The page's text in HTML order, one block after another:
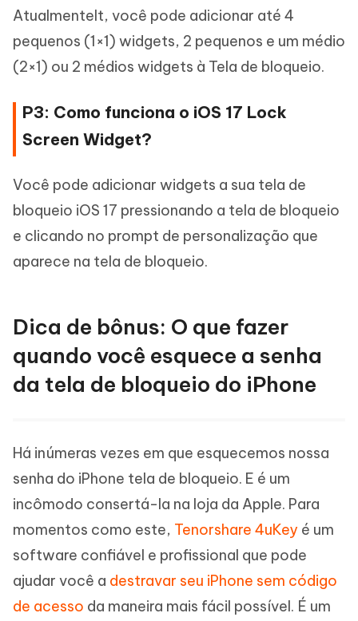
Atualmentelt, você pode adicionar até 4
pequenos (1×1) widgets, 2 pequenos e um médio
(2×1) ou 2 médios widgets à Tela de bloqueio.
P3: Como funciona o iOS 17 Lock
Screen Widget?
Você pode adicionar widgets a sua tela de
bloqueio iOS 17 pressionando a tela de bloqueio
e clicando no prompt de personalização que
aparece na tela de bloqueio.
Dica de bônus: O que fazer
quando você esquece a senha
da tela de bloqueio do iPhone
Há inúmeras vezes em que esquecemos nossa
senha do iPhone tela de bloqueio. E é um
incômodo consertá-la na loja da Apple. Para
momentos como este, Tenorshare 4uKey é um
software confiável e profissional que pode
ajudar você a destravar seu iPhone sem código
de acesso da maneira mais fácil possível. É um